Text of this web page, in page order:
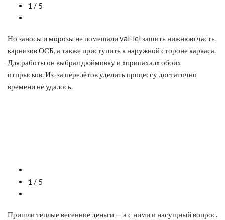
1 / 5
Но заносы и морозы не помешали val-lel зашить нижнюю часть
карнизов ОСБ, а также приступить к наружной стороне каркаса.
Для работы он выбрал дюймовку и «припахал» обоих
отпрысков. Из-за перелётов уделить процессу достаточно
времени не удалось.
1 / 5
Пришли тёплые весенние деньги — а с ними и насущный вопрос.